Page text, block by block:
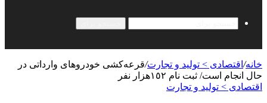
خانه/ اقتصادی > تولید و تجارت/قرعه‌کشی خودروهای وارداتی‌ در
حال انجام است/ ثبت نام ١٥٢هزار نفر
اقتصادی > تولید و تجارت